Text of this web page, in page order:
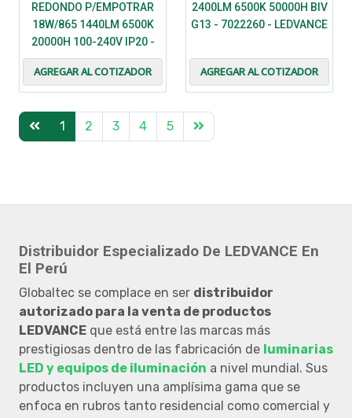
REDONDO P/EMPOTRAR
18W/865 1440LM 6500K
20000H 100-240V IP20 -
7021621 - LEDVANCE
AGREGAR AL COTIZADOR
2400LM 6500K 50000H BIV
G13 - 7022260 - LEDVANCE
AGREGAR AL COTIZADOR
1 2 3 4 5
Distribuidor Especializado De LEDVANCE En
El Perú
Globaltec se complace en ser distribuidor
autorizado para la venta de productos
LEDVANCE que está entre las marcas más
prestigiosas dentro de las fabricación de luminarias
LED y equipos de iluminación a nivel mundial. Sus
productos incluyen una amplísima gama que se
enfoca en rubros tanto residencial como comercial y